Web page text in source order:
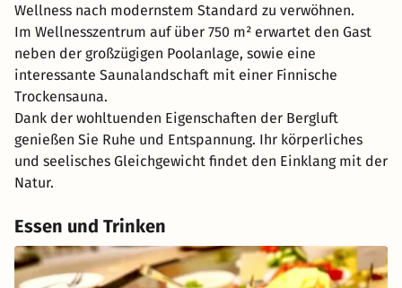
Wellness nach modernstem Standard zu verwöhnen.
Im Wellnesszentrum auf über 750 m² erwartet den Gast
neben der großzügigen Poolanlage, sowie eine
interessante Saunalandschaft mit einer Finnische
Trockensauna.
Dank der wohltuenden Eigenschaften der Bergluft
genießen Sie Ruhe und Entspannung. Ihr körperliches
und seelisches Gleichgewicht findet den Einklang mit der
Natur.
Essen und Trinken